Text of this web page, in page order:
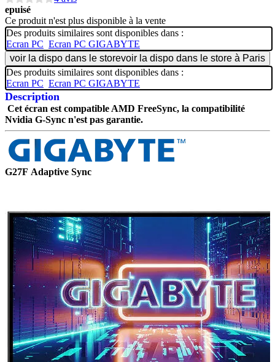
epuisé
Ce produit n'est plus disponible à la vente
Des produits similaires sont disponibles dans :
Ecran PC Ecran PC GIGABYTE
voir la dispo dans le storevoir la dispo dans le store à Paris
Des produits similaires sont disponibles dans :
Ecran PC Ecran PC GIGABYTE
Description
Cet écran est compatible AMD FreeSync, la compatibilité
Nvidia G-Sync n'est pas garantie.
G27F Adaptive Sync